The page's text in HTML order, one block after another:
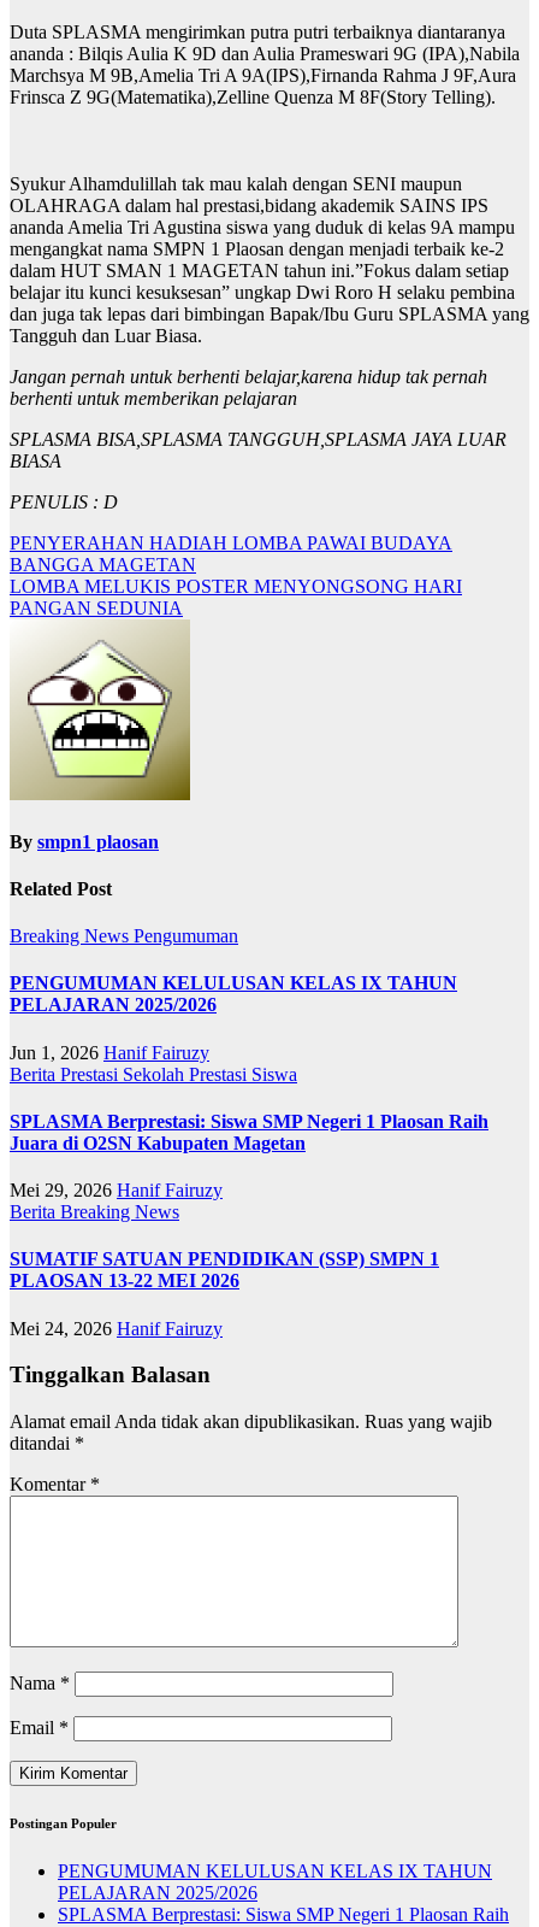
Duta SPLASMA mengirimkan putra putri terbaiknya diantaranya
ananda : Bilqis Aulia K 9D dan Aulia Prameswari 9G (IPA),Nabila
Marchsya M 9B,Amelia Tri A 9A(IPS),Firnanda Rahma J 9F,Aura
Frinsca Z 9G(Matematika),Zelline Quenza M 8F(Story Telling).
Syukur Alhamdulillah tak mau kalah dengan SENI maupun
OLAHRAGA dalam hal prestasi,bidang akademik SAINS IPS
ananda Amelia Tri Agustina siswa yang duduk di kelas 9A mampu
mengangkat nama SMPN 1 Plaosan dengan menjadi terbaik ke-2
dalam HUT SMAN 1 MAGETAN tahun ini.”Fokus dalam setiap
belajar itu kunci kesuksesan” ungkap Dwi Roro H selaku pembina
dan juga tak lepas dari bimbingan Bapak/Ibu Guru SPLASMA yang
Tangguh dan Luar Biasa.
Jangan pernah untuk berhenti belajar,karena hidup tak pernah
berhenti untuk memberikan pelajaran
SPLASMA BISA,SPLASMA TANGGUH,SPLASMA JAYA LUAR
BIASA
PENULIS : D
Navigasi
pos
PENYERAHAN HADIAH LOMBA PAWAI BUDAYA
BANGGA MAGETAN
LOMBA MELUKIS POSTER MENYONGSONG HARI
PANGAN SEDUNIA
By smpn1 plaosan
Related Post
Breaking News Pengumuman
PENGUMUMAN KELULUSAN KELAS IX TAHUN
PELAJARAN 2025/2026
Jun 1, 2026 Hanif Fairuzy
Berita Prestasi Sekolah Prestasi Siswa
SPLASMA Berprestasi: Siswa SMP Negeri 1 Plaosan Raih
Juara di O2SN Kabupaten Magetan
Mei 29, 2026 Hanif Fairuzy
Berita Breaking News
SUMATIF SATUAN PENDIDIKAN (SSP) SMPN 1
PLAOSAN 13-22 MEI 2026
Mei 24, 2026 Hanif Fairuzy
Tinggalkan Balasan
Alamat email Anda tidak akan dipublikasikan. Ruas yang wajib
ditandai *
Komentar *
Nama *
Email *
Postingan Populer
PENGUMUMAN KELULUSAN KELAS IX TAHUN
PELAJARAN 2025/2026
SPLASMA Berprestasi: Siswa SMP Negeri 1 Plaosan Raih